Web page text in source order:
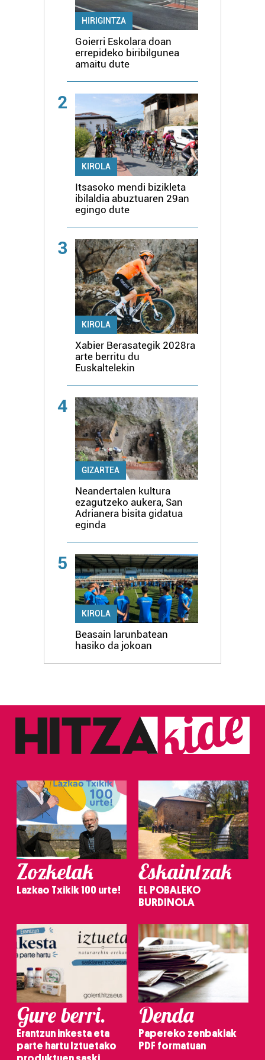
HIRIGINTZA
Goierri Eskolara doan
errepideko biribilgunea
amaitu dute
2
KIROLA
Itsasoko mendi bizikleta
ibilaldia abuztuaren 29an
egingo dute
3
KIROLA
Xabier Berasategik 2028ra
arte berritu du
Euskaltelekin
4
GIZARTEA
Neandertalen kultura
ezagutzeko aukera, San
Adrianera bisita gidatua
eginda
5
KIROLA
Beasain larunbatean
hasiko da jokoan
Zozketak
Lazkao Txikik 100 urte!
Eskaintzak
EL POBALEKO
BURDINOLA
Gure berri.
Erantzun inkesta eta
parte hartu Iztuetako
Denda
Papereko zenbakiak
PDF formatuan